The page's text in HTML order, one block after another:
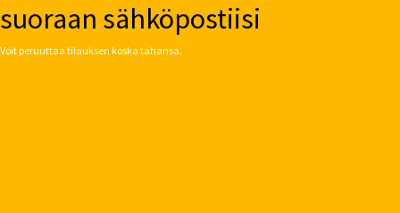
suoraan sähköpostiisi
Voit peruuttaa tilauksen koska tahansa.